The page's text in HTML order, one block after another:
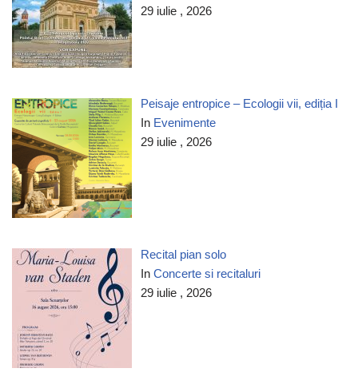
29 iulie , 2026
Peisaje entropice – Ecologii vii, ediția I
In Evenimente
29 iulie , 2026
Recital pian solo
InConcerte si recitaluri
29 iulie , 2026